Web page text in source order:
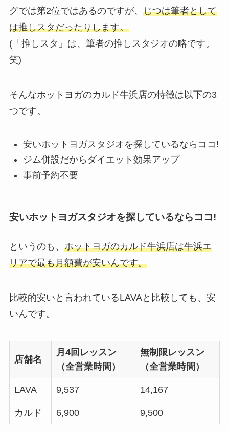
グでは第2位ではあるのですが、 じつは筆者として
は推しスタだったりします。
(「推しスタ」は、筆者の推しスタジオの略です。
笑)
そんなホットヨガのカルド牛浜店の特徴は以下の3
つです。
安いホットヨガスタジオを探しているならココ!
ジム併設だからダイエット効果アップ
事前予約不要
安いホットヨガスタジオを探しているならココ!
というのも、 ホットヨガのカルド牛浜店は牛浜エ
リアで最も月額費が安いんです。
比較的安いと言われているLAVAと比較しても、安
いんです。
店舗名
月4回レッスン
（全営業時間）
無制限レッスン
（全営業時間）
LAVA 9,537 14,167
カルド 6,900 9,500